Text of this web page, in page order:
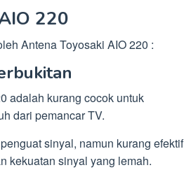
220
Antena Toyosaki AIO 220 :
adalah kurang cocok untuk
dari pemancar TV.
sinyal, namun kurang efektif
kekuatan sinyal yang lemah.